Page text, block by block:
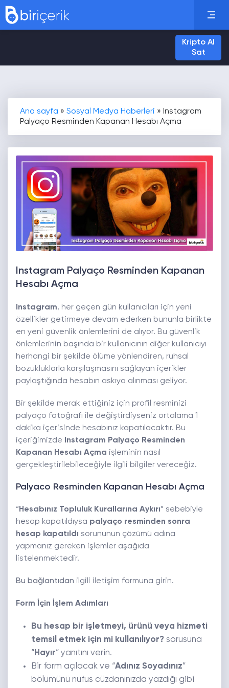
Kripto Al
Sat
Ana sayfa » Sosyal Medya Haberleri » Instagram
Palyaço Resminden Kapanan Hesabı Açma
Instagram Palyaço Resminden Kapanan
Hesabı Açma
Instagram, her geçen gün kullanıcıları için yeni
özellikler getirmeye devam ederken bununla birlikte
en yeni güvenlik önlemlerini de alıyor. Bu güvenlik
önlemlerinin başında bir kullanıcının diğer kullanıcıyı
herhangi bir şekilde ölüme yönlendiren, ruhsal
bozukluklarla karşılaşmasını sağlayan içerikler
paylaştığında hesabın askıya alınması geliyor.
Bir şekilde merak ettiğiniz için profil resminizi
palyaço fotoğrafı ile değiştirdiyseniz ortalama 1
dakika içerisinde hesabınız kapatılacaktır. Bu
içeriğimizde Instagram Palyaço Resminden
Kapanan Hesabı Açma işleminin nasıl
gerçekleştirilebileceğiyle ilgili bilgiler vereceğiz.
Palyaco Resminden Kapanan Hesabı Açma
“Hesabınız Topluluk Kurallarına Aykırı” sebebiyle
hesap kapatıldıysa palyaço resminden sonra
hesap kapatıldı sorununun çözümü adına
yapmanız gereken işlemler aşağıda
listelenmektedir.
Bu bağlantıdan ilgili iletişim formuna girin.
Form İçin İşlem Adımları
Bu hesap bir işletmeyi, ürünü veya hizmeti
temsil etmek için mi kullanılıyor? sorusuna
“Hayır” yanıtını verin.
Bir form açılacak ve “Adınız Soyadınız”
bölümünü nüfus cüzdanınızda yazdığı gibi